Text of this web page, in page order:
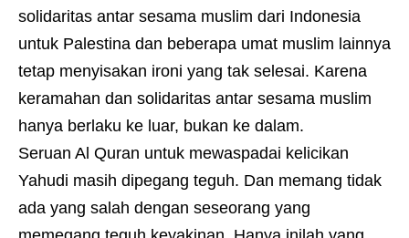
solidaritas antar sesama muslim dari Indonesia
untuk Palestina dan beberapa umat muslim lainnya
tetap menyisakan ironi yang tak selesai. Karena
keramahan dan solidaritas antar sesama muslim
hanya berlaku ke luar, bukan ke dalam.
Seruan Al Quran untuk mewaspadai kelicikan
Yahudi masih dipegang teguh. Dan memang tidak
ada yang salah dengan seseorang yang